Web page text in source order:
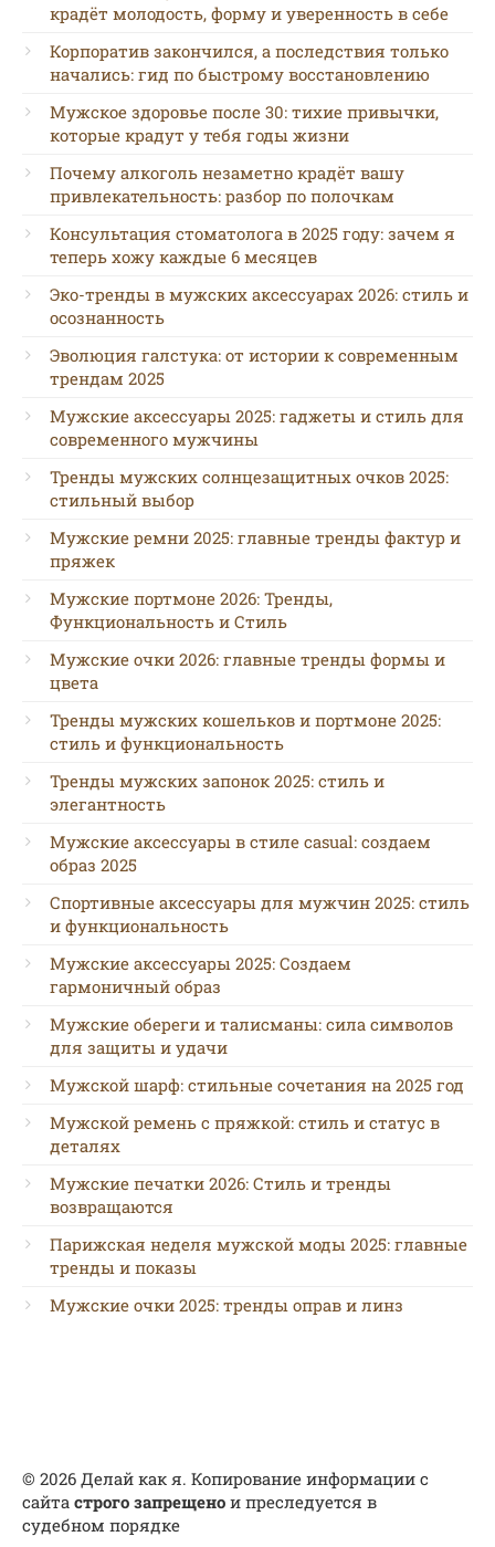
крадёт молодость, форму и уверенность в себе
Корпоратив закончился, а последствия только
начались: гид по быстрому восстановлению
Мужское здоровье после 30: тихие привычки,
которые крадут у тебя годы жизни
Почему алкоголь незаметно крадёт вашу
привлекательность: разбор по полочкам
Консультация стоматолога в 2025 году: зачем я
теперь хожу каждые 6 месяцев
Эко-тренды в мужских аксессуарах 2026: стиль и
осознанность
Эволюция галстука: от истории к современным
трендам 2025
Мужские аксессуары 2025: гаджеты и стиль для
современного мужчины
Тренды мужских солнцезащитных очков 2025:
стильный выбор
Мужские ремни 2025: главные тренды фактур и
пряжек
Мужские портмоне 2026: Тренды,
Функциональность и Стиль
Мужские очки 2026: главные тренды формы и
цвета
Тренды мужских кошельков и портмоне 2025:
стиль и функциональность
Тренды мужских запонок 2025: стиль и
элегантность
Мужские аксессуары в стиле casual: создаем
образ 2025
Спортивные аксессуары для мужчин 2025: стиль
и функциональность
Мужские аксессуары 2025: Создаем
гармоничный образ
Мужские обереги и талисманы: сила символов
для защиты и удачи
Мужской шарф: стильные сочетания на 2025 год
Мужской ремень с пряжкой: стиль и статус в
деталях
Мужские печатки 2026: Стиль и тренды
возвращаются
Парижская неделя мужской моды 2025: главные
тренды и показы
Мужские очки 2025: тренды оправ и линз
© 2026 Делай как я. Копирование информации с
сайта строго запрещено и преследуется в
судебном порядке